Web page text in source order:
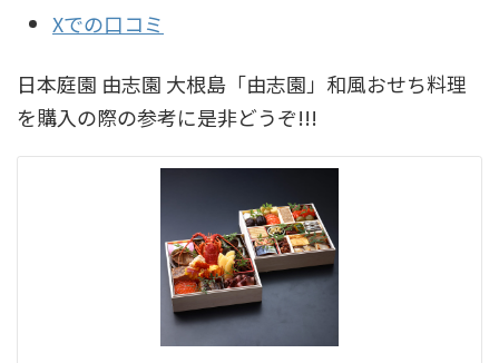
Xでの口コミ
日本庭園 由志園 大根島「由志園」和風おせち料理
を購入の際の参考に是非どうぞ!!!